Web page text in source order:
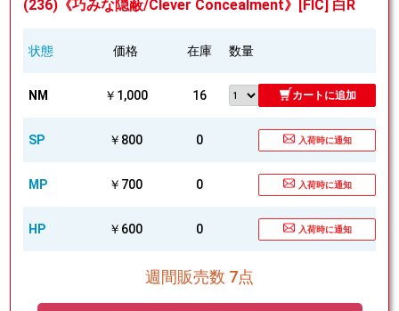
(236)《巧みな隠蔽/Clever Concealment》[FIC] 白R
状態 価格 在庫 数量
NM ￥1,000 16 カートに追加
SP ￥800 0 入荷時に通知
MP ￥700 0 入荷時に通知
HP ￥600 0 入荷時に通知
週間販売数 7点